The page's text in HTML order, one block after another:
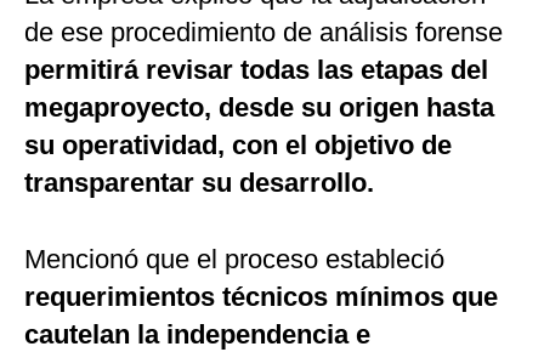
de ese procedimiento de análisis forense
permitirá revisar todas las etapas del
megaproyecto, desde su origen hasta
su operatividad, con el objetivo de
transparentar su desarrollo.
Mencionó que el proceso estableció
requerimientos técnicos mínimos que
cautelan la independencia e